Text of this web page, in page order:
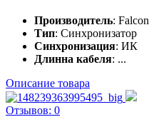
Производитель: Falcon
Тип: Синхронизатор
Синхронизация: ИК
Длинна кабеля: ...
Описание товара
Отзывов: 0